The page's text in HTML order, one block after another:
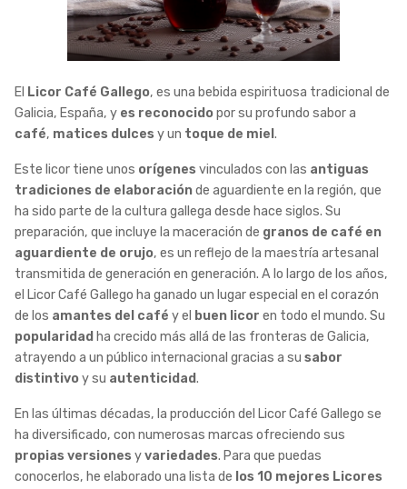
El Licor Café Gallego, es una bebida espirituosa tradicional de
Galicia, España, y es reconocidopor su profundo sabor a
café, matices dulces y un toque de miel .
Este licor tiene unos orígenes vinculados con las antiguas
tradiciones de elaboraciónde aguardiente en la región, que
ha sido parte de la cultura gallega desde hace siglos. Su
preparación, que incluye la maceración de granos de café en
aguardiente de orujo, es un reflejo de la maestría artesanal
transmitida de generación en generación. A lo largo de los años,
el Licor Café Gallego ha ganado un lugar especial en el corazón
de los amantes del café y el buen licor en todo el mundo. Su
popularidad ha crecido más allá de las fronteras de Galicia,
atrayendo a un público internacional gracias a su sabor
distintivoy su autenticidad.
En las últimas décadas, la producción del Licor Café Gallego se
ha diversificado, con numerosas marcas ofreciendo sus
propias versiones yvariedades. Para que puedas
conocerlos, he elaborado una lista de los 10 mejores Licores